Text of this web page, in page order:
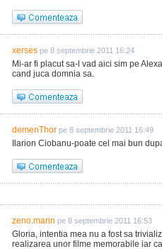
xerses pe 8 septembrie 2011 16:24
Mi-ar fi placut sa-l vad aici sim pe
cand juca domnia sa.
demenThor pe 8 septembrie 2011 16:49
Ilarion Ciobanu-poate cel mai bun
zeno.marin pe 8 septembrie 2011 16:53
Gloria, intentia mea nu a fost sa
realizarea unor filme memorabile iar